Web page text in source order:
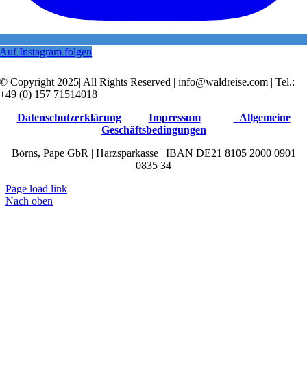
Auf Instagram folgen
© Copyright 2025| All Rights Reserved | info@waldreise.com | Tel.:
+49 (0) 157 71514018
Datenschutzerklärung
Impressum
Allgemeine
Geschäftsbedingungen
Börns, Pape GbR | Harzsparkasse | IBAN DE21 8105 2000 0901
0835 34
Page load link
Nach oben